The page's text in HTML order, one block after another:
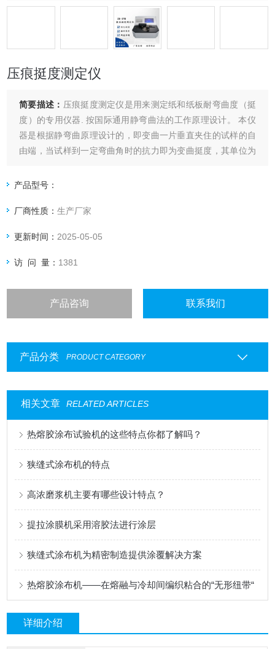
压痕挺度测定仪
简要描述： 压痕挺度测定仪是用来测定纸和纸板耐弯曲度（挺
度）的专用仪器. 按国际通用静弯曲法的工作原理设计。 本仪
器是根据静弯曲原理设计的，即变曲一片垂直夹住的试样的自
由端，当试样到一定弯曲角时的抗力即为变曲挺度，其单位为
产品型号：
厂商性质：生产厂家
更新时间： 2025-05-05
访 问 量： 1381
产品咨询 联系我们
产品分类 PRODUCT CATEGORY
相关文章 RELATED ARTICLES
热熔胶涂布试验机的这些特点你都了解吗？
狭缝式涂布机的特点
高浓磨浆机主要有哪些设计特点？
提拉涂膜机采用溶胶法进行涂层
狭缝式涂布机为精密制造提供涂覆解决方案
热熔胶涂布机——在熔融与冷却间编织粘合的“无形纽带“
详细介绍